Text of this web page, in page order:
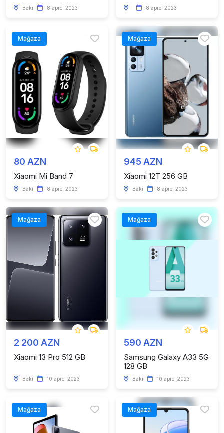
Bakı 8 aprel 2023 8 aprel 2023
Mağaza
80 AZN
Xiaomi Mi Band 7
Bakı 8 aprel 2023
Mağaza
945 AZN
Xiaomi 12T 256 GB
Bakı 8 aprel 2023
Mağaza
2 200 AZN
Xiaomi 13 Pro 512 GB
Bakı 10 aprel 2023
Mağaza
590 AZN
Samsung Galaxy A33 5G
128 GB
Bakı 10 aprel 2023
Mağaza Mağaza